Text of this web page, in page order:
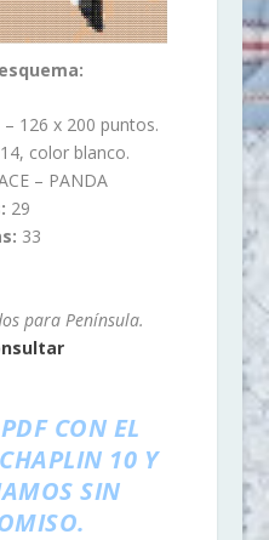
126 x 200 puntos.
color blanco.
– PANDA
29
33
para Península.
CON EL
10 Y
SIN